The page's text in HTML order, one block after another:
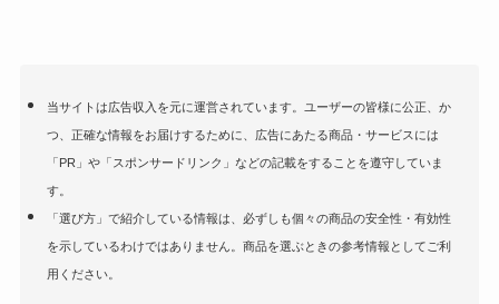
当サイトは広告収入を元に運営されています。ユーザーの皆様に公正、か
つ、正確な情報をお届けするために、広告にあたる商品・サービスには
「PR」や「スポンサードリンク」などの記載をすることを遵守していま
す。
「選び方」で紹介している情報は、必ずしも個々の商品の安全性・有効性
を示しているわけではありません。商品を選ぶときの参考情報としてご利
用ください。